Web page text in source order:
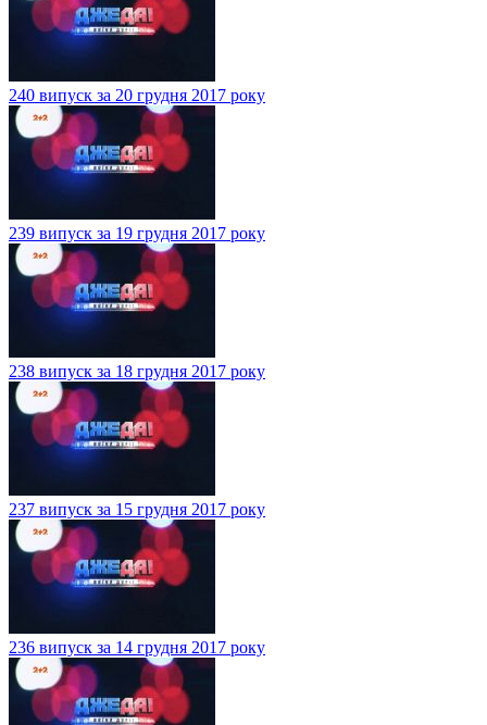
240 випуск за 20 грудня 2017 року
239 випуск за 19 грудня 2017 року
238 випуск за 18 грудня 2017 року
237 випуск за 15 грудня 2017 року
236 випуск за 14 грудня 2017 року